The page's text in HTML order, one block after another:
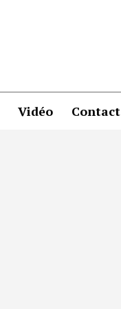
Vidéo Contact